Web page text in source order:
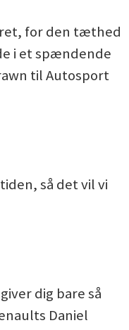
for den tæthed
i et spændende
til Autosport
så det vil vi
dig bare så
Daniel